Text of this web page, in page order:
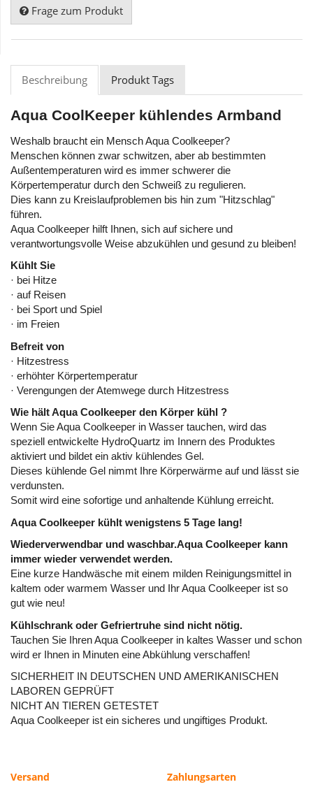
Frage zum Produkt
Beschreibung Produkt Tags
Aqua CoolKeeper kühlendes Armband
Weshalb braucht ein Mensch Aqua Coolkeeper?
Menschen können zwar schwitzen, aber ab bestimmten
Außentemperaturen wird es immer schwerer die
Körpertemperatur durch den Schweiß zu regulieren.
Dies kann zu Kreislaufproblemen bis hin zum "Hitzschlag"
führen.
Aqua Coolkeeper hilft Ihnen, sich auf sichere und
verantwortungsvolle Weise abzukühlen und gesund zu bleiben!
Kühlt Sie
· bei Hitze
· auf Reisen
· bei Sport und Spiel
· im Freien
Befreit von
· Hitzestress
· erhöhter Körpertemperatur
· Verengungen der Atemwege durch Hitzestress
Wie hält Aqua Coolkeeper den Körper kühl ?
Wenn Sie Aqua Coolkeeper in Wasser tauchen, wird das
speziell entwickelte HydroQuartz im Innern des Produktes
aktiviert und bildet ein aktiv kühlendes Gel.
Dieses kühlende Gel nimmt Ihre Körperwärme auf und lässt sie
verdunsten.
Somit wird eine sofortige und anhaltende Kühlung erreicht.
Aqua Coolkeeper kühlt wenigstens 5 Tage lang!
Wiederverwendbar und waschbar.Aqua Coolkeeper kann
immer wieder verwendet werden.
Eine kurze Handwäsche mit einem milden Reinigungsmittel in
kaltem oder warmem Wasser und Ihr Aqua Coolkeeper ist so
gut wie neu!
Kühlschrank oder Gefriertruhe sind nicht nötig.
Tauchen Sie Ihren Aqua Coolkeeper in kaltes Wasser und schon
wird er Ihnen in Minuten eine Abkühlung verschaffen!
SICHERHEIT IN DEUTSCHEN UND AMERIKANISCHEN
LABOREN GEPRÜFT
NICHT AN TIEREN GETESTET
Aqua Coolkeeper ist ein sicheres und ungiftiges Produkt.
Versand Zahlungsarten